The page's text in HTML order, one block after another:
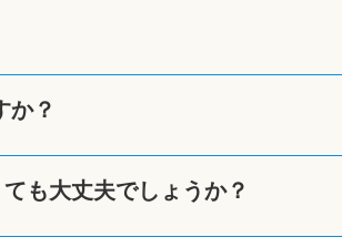
か？
も大丈夫でしょうか？